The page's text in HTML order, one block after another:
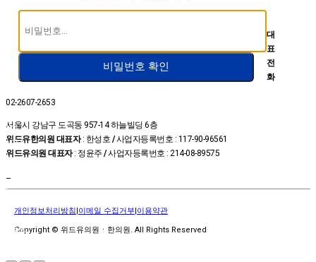
비밀번호 확인
대
표
전
화
02-2607-2653
서울시 강남구 도곡동 957-14 하늘빌딩 6층
위드유한의원 대표자: 한성호 /사업자등록번호 : 117-90-96561
위드유의원 대표자: 정윤주 /사업자등록번호 : 214-08-89575
–
개인정보처리방침|이메일 수집거부|이용약관
Copyright © 위드유의원ㆍ한의원. All Rights Reserved
예약
상담신
청
진료시